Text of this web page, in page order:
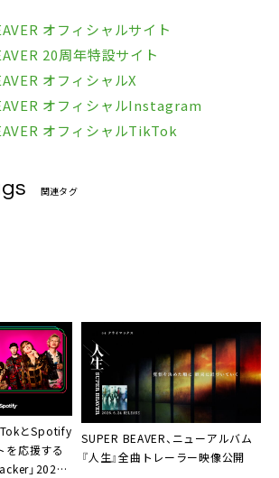
オフィシャルサイト
20周年特設サイト
オフィシャルX
オフィシャルInstagram
オフィシャルTikTok
関連タグ
とSpotify
を応援する
」2026
SUPER BEAVER、ニューアルバム
『人生』全曲トレーラー映像公開